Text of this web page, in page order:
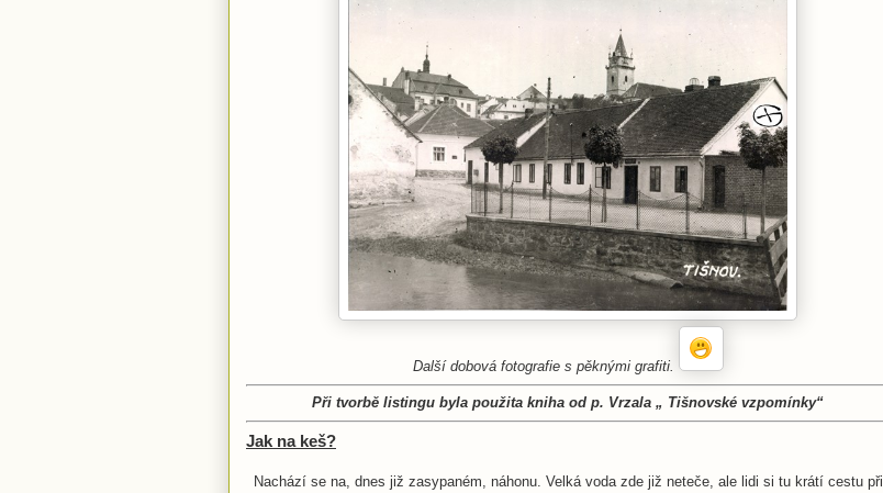
Další dobová fotografie s pěknými grafiti.
Při tvorbě listingu byla použita kniha od p. Vrzala „ Tišnovské vzpomínky“
Jak na keš?
Nachází se na, dnes již zasypaném, náhonu. Velká voda zde již neteče, ale lidi si tu krátí cestu při